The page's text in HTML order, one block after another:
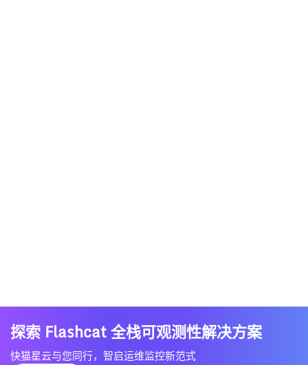
探索 Flashcat 全栈可观测性解决方案
快猫星云与您同行，智启运维监控新范式